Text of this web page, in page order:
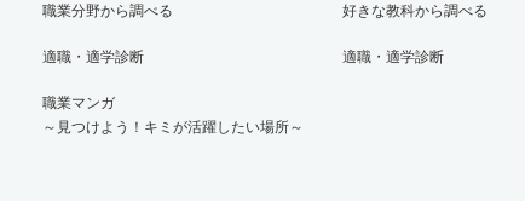
職業分野から調べる
適職・適学診断
職業マンガ
～見つけよう！キミが活躍したい場所～
好きな教科から調べる
適職・適学診断